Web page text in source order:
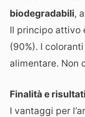
biodegradabili,
Il principo attivo
(90%). I
alimentare. Non
Finalità e risultati
I vantaggi per